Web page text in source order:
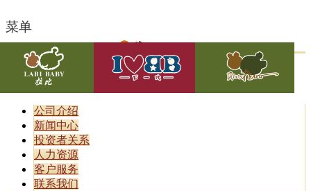
菜单
公司介绍
新闻中心
投资者关系
人力资源
客户服务
联系我们